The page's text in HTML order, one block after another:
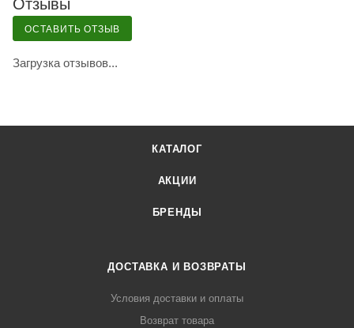
Отзывы
ОСТАВИТЬ ОТЗЫВ
Загрузка отзывов...
КАТАЛОГ
АКЦИИ
БРЕНДЫ
ДОСТАВКА И ВОЗВРАТЫ
Условия доставки и оплаты
Возврат товара